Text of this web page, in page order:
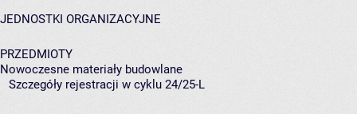
JEDNOSTKI ORGANIZACYJNE
PRZEDMIOTY
Nowoczesne materiały budowlane
Szczegóły rejestracji w cyklu 24/25-L